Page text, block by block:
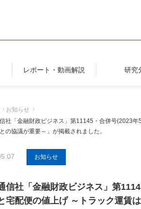
レポート・動画解説 研究
お知らせ
社「金融財政ビジネス」第11145・合併号(2023
の協議が重要～」が掲載されました。
お知らせ
信社「金融財政ビジネス」第
宅配便の値上げ ～トラック運賃